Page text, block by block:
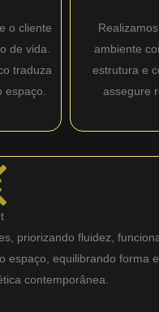
o cliente
de vida.
traduza
espaço.
ambiente
estrutura e
assegure
priorizando fluidez,
espaço, equilibrando forma
contemporânea.